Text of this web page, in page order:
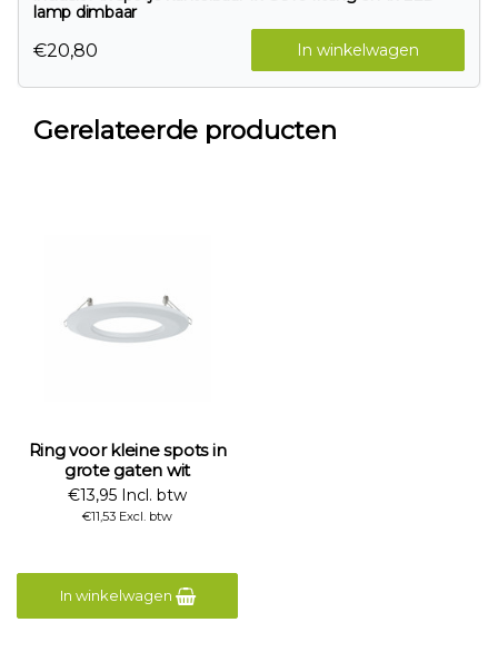
lamp dimbaar
In winkelwagen
€20,80
Gerelateerde producten
Ring voor kleine spots in
grote gaten wit
€13,95 Incl. btw
€11,53 Excl. btw
In winkelwagen